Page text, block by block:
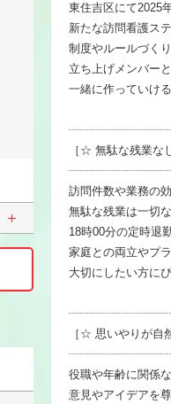
東住吉区にて2025
新たな訪問看護ス
制度やルールづく
立ち上げメンバー
一緒に作っていける
［☆ 無駄な残業な
訪問件数や業務の
無駄な残業は一切な
18時00分の定時退
家庭との両立やプ
大切にしたい方に
［☆ 思いやりが自
役職や年齢に関係な
意見やアイデアを